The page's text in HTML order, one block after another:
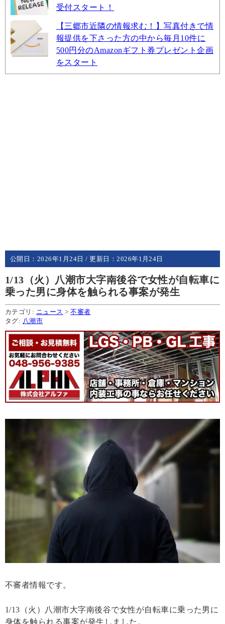
受付スタート！
【三郷市近隣の情報求む！】写真付きで情
報提供を下さった方の中から毎月10件に
500円分のAmazonギフト券プレゼント企画
をスタート
公開日： 2026年1月24日 / 更新日：2026年1月24日
1/13（火）八潮市大字南後谷で女性が自転車に
乗った男に身体を触られる事案が発生
カテゴリ: ニュース >不審者
タグ: 八潮市
不審者情報です。
1/13（火）八潮市大字南後谷で女性が自転車に乗った男に
身体を触られる事案が発生しました。